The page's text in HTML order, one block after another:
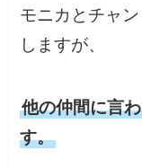
モニカとチャ
しますが、
他の仲間に言
す。